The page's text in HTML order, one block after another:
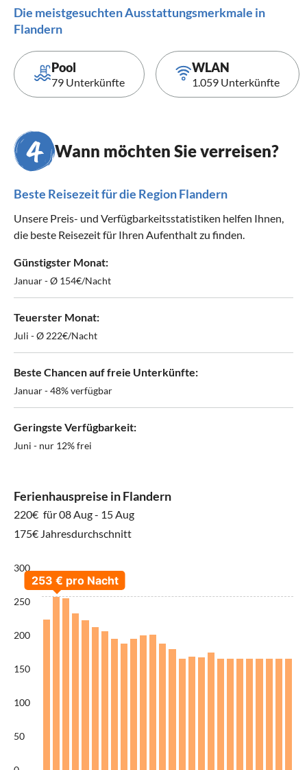
Die meistgesuchten Ausstattungsmerkmale in
Flandern
Pool
79 Unterkünfte
WLAN
1.059 Unterkünfte
Wann möchten Sie verreisen?
Beste Reisezeit für die Region Flandern
Unsere Preis- und Verfügbarkeitsstatistiken helfen Ihnen,
die beste Reisezeit für Ihren Aufenthalt zu finden.
Günstigster Monat:
Januar - Ø 154€/Nacht
Teuerster Monat:
Juli - Ø 222€/Nacht
Beste Chancen auf freie Unterkünfte:
Januar - 48% verfügbar
Geringste Verfügbarkeit:
Juni - nur 12% frei
Ferienhauspreise in Flandern
220€ für 08 Aug - 15 Aug
175€ Jahresdurchschnitt
300
250
200
150
100
50